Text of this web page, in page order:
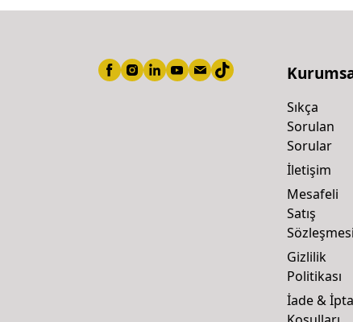
Sıkça
Sorulan
Sorular
İletişim
Mesafeli
Satış
Sözleşmesi
Gizlilik
Politikası
İade &